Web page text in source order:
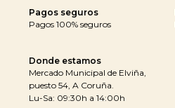
Pagos seguros
Pagos 100% seguros
Donde estamos
Mercado Municipal de Elviña,
puesto 54, A Coruña.
Lu-Sa: 09:30h a 14:00h